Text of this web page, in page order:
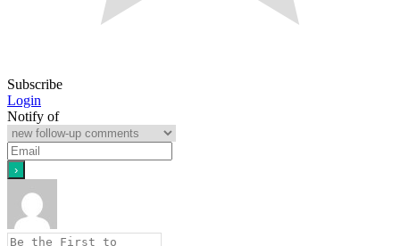
Subscribe
Login
Notify of